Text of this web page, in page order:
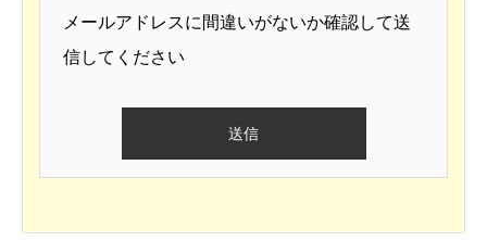
メールアドレスに間違いがないか確認して送
信してください